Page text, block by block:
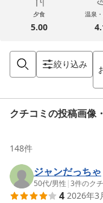
夕食
5.00
温泉
絞り込み
クチコミの投稿画像
148件
ジャンだっちゃ
50代/男性 |3件のク
4 2026年3